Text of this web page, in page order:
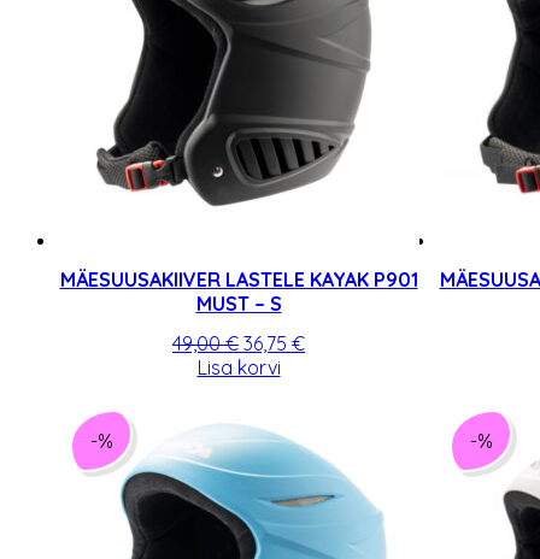
tootelehel.
MÄESUUSAKIIVER LASTELE KAYAK P901
MUST – S
49,00€ Algne
hind
36,75 €Praegune
Lisa korvi
-% -%